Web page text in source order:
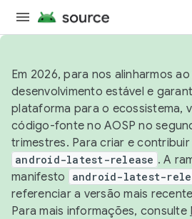
Em 2026, para nos alinharmos
desenvolvimento estável e
plataforma para o ecossistema,
código-fonte no AOSP no
trimestres. Para criar e contribuir
android-latest-release . A
manifesto
android-latest-
referenciar a versão mais
Para mais informações, consulte